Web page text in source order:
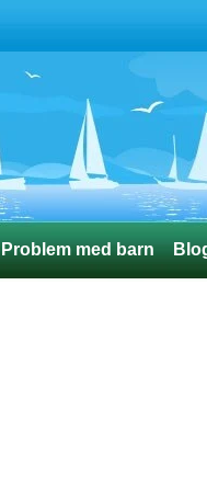
Problem med barn